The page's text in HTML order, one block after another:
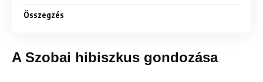
Összegzés
A Szobai hibiszkus gondozása